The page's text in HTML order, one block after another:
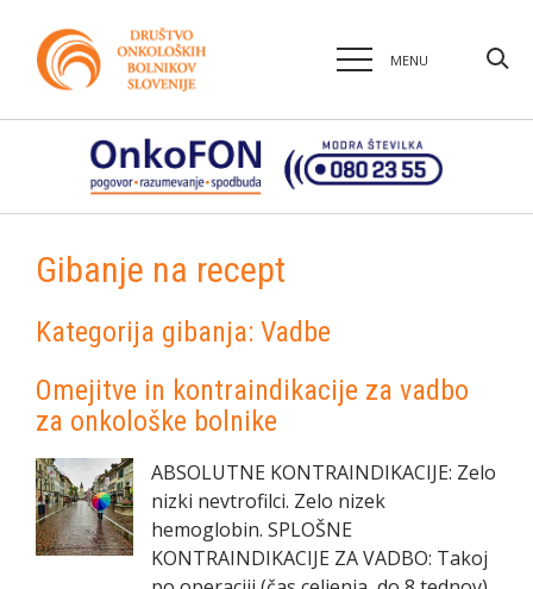
Gibanje na recept
Kategorija gibanja: Vadbe
Omejitve in kontraindikacije za vadbo
za onkološke bolnike
ABSOLUTNE KONTRAINDIKACIJE: Zelo
nizki nevtrofilci. Zelo nizek
hemoglobin. SPLOŠNE
KONTRAINDIKACIJE ZA VADBO: Takoj
MENU